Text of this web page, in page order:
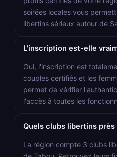
soirées locales vous
libertins sérieux autour de
L'inscription est-elle
Oui, l'inscription est
couples certifiés et les
permet de vérifier
l'accès à toutes les
Quels clubs libertins près
La région compte 3 clubs